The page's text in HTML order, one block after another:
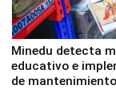
Minedu detecta
educativo e
de